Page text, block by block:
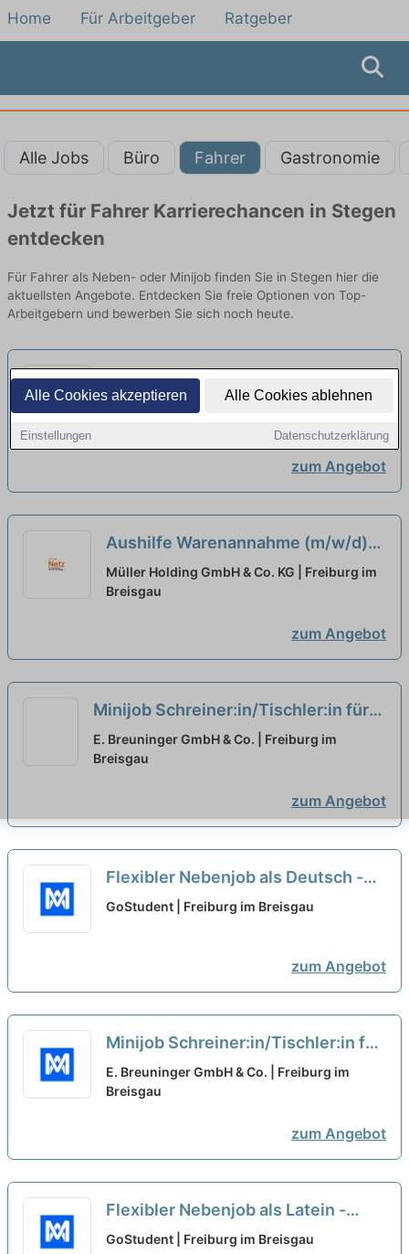
Alle Cookies akzeptieren Alle Cookies ablehnen
Einstellungen Datenschutzerklärung
Home Für Arbeitgeber Ratgeber
Alle Jobs Büro Fahrer Gastronomie
Jetzt für Fahrer Karrierechancen in Stegen
entdecken
Für Fahrer als Neben- oder Minijob finden Sie in Stegen hier die
aktuellsten Angebote. Entdecken Sie freie Optionen von Top-
Arbeitgebern und bewerben Sie sich noch heute.
Tierarzt (m/w/d) im Wochenend-,
Nacht- und Notdienst - Heilbronn
VetStage GmbH | Freiburg im Breisgau
zum Angebot
Aushilfe Warenannahme (m/w/d)
Minijob neu
Müller Holding GmbH & Co. KG | Freiburg im
Breisgau
zum Angebot
Minijob Schreiner:in/Tischler:in für
den Laden- und Innenausbau neu
E. Breuninger GmbH & Co. | Freiburg im
Breisgau
zum Angebot
Flexibler Nebenjob als Deutsch -
Nachhilfelehrer*in (w/m/d)
GoStudent | Freiburg im Breisgau
zum Angebot
Minijob Schreiner:in/Tischler:in für
den Laden- und Innenausbau neu
E. Breuninger GmbH & Co. | Freiburg im
Breisgau
zum Angebot
Flexibler Nebenjob als Latein -
Nachhilfelehrer*in (w/m/d)
GoStudent | Freiburg im Breisgau